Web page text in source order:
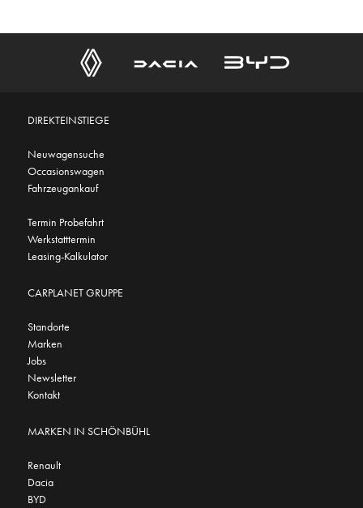
DIREKTEINSTIEGE
Neuwagensuche
Occasionswagen
Fahrzeugankauf
Termin Probefahrt
Werkstatttermin
Leasing-Kalkulator
CARPLANET GRUPPE
Standorte
Marken
Jobs
Newsletter
Kontakt
MARKEN IN SCHÖNBÜHL
Renault
Dacia
BYD